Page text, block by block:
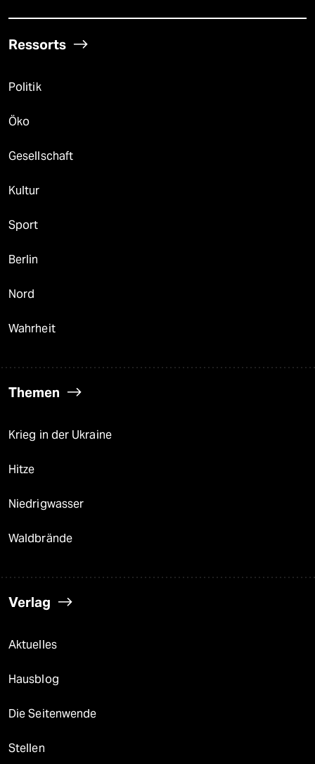
Ressorts
Politik
Öko
Gesellschaft
Kultur
Sport
Berlin
Nord
Wahrheit
Themen
Krieg in der Ukraine
Hitze
Niedrigwasser
Waldbrände
Verlag
Aktuelles
Hausblog
Die Seitenwende
Stellen